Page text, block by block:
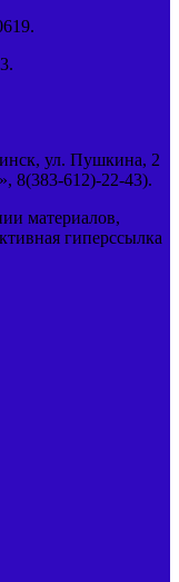
ул. Пушкина, 2
8(383-612)-22-43).
материалов,
гиперссылка